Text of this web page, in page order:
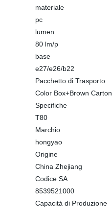
materiale
pc
lumen
80 lm/p
base
e27/e26/b22
Pacchetto di Trasporto
Color Box+Brown Carton
Specifiche
T80
Marchio
hongyao
Origine
China Zhejiang
Codice SA
8539521000
Capacità di Produzione